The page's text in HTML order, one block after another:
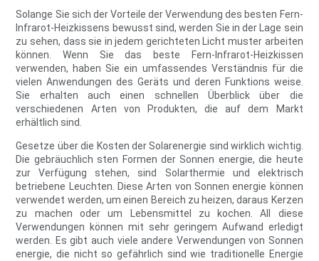
Solange Sie sich der Vorteile der Verwendung des besten Fern-
Infrarot-Heizkissens bewusst sind, werden Sie in der Lage sein
zu sehen, dass sie in jedem gerichteten Licht muster arbeiten
können. Wenn Sie das beste Fern-Infrarot-Heizkissen
verwenden, haben Sie ein umfassendes Verständnis für die
vielen Anwendungen des Geräts und deren Funktions weise.
Sie erhalten auch einen schnellen Überblick über die
verschiedenen Arten von Produkten, die auf dem Markt
erhältlich sind.
Gesetze über die Kosten der Solarenergie sind wirklich wichtig.
Die gebräuchlich sten Formen der Sonnen energie, die heute
zur Verfügung stehen, sind Solarthermie und elektrisch
betriebene Leuchten. Diese Arten von Sonnen energie können
verwendet werden, um einen Bereich zu heizen, daraus Kerzen
zu machen oder um Lebensmittel zu kochen. All diese
Verwendungen können mit sehr geringem Aufwand erledigt
werden. Es gibt auch viele andere Verwendungen von Sonnen
energie, die nicht so gefährlich sind wie traditionelle Energie